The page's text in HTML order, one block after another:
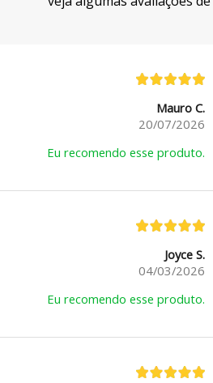
Mauro C.
20/07/2026
Eu recomendo esse produto.
Joyce S.
04/03/2026
Eu recomendo esse produto.